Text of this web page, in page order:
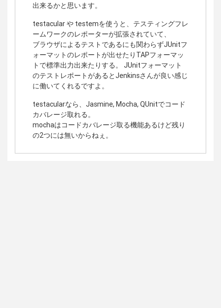
出来るかと思います。
testacular や testemを使うと、テスティングフレ
ームワークのレポーターが拡張されていて、
ブラウザによるテストであるにも関わらずJUnitフ
ォーマットのレポートが出せたりTAPフォーマッ
トで標準出力出来たりする。 JUnitフォーマット
のテストレポートがあるとJenkinsさんが良い感じ
に働いてくれるですよ。
testacularなら、Jasmine, Mocha, QUnitでコード
カバレージ取れる。
mochaはコードカバレージ取る機能あるけど残り
の2つには無いからねぇ。